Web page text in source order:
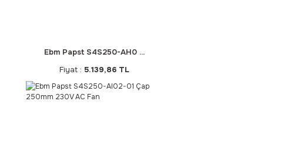
Ebm Papst S4S250-AH0 ...
Fiyat : 5.139,86 TL